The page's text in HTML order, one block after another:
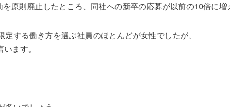
原則廃止したところ、同社への新卒の応募が以前の10倍に増
する働き方を選ぶ社員のほとんどが女性でしたが、
ます。